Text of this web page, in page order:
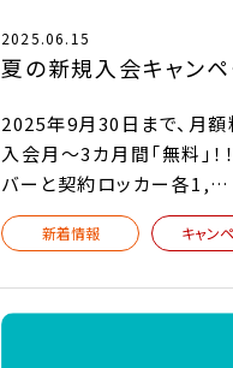
2025.06.15
夏の新規入会キャンペ
2025年9月30日まで、月額
入会月～3カ月間「無料」
バーと契約ロッカー各1,…
新着情報 キャン